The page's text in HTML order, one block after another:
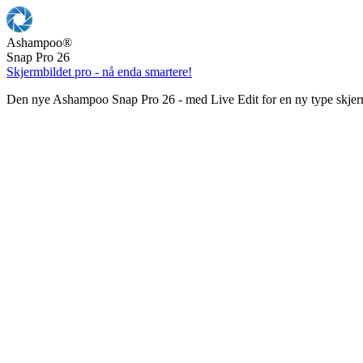
Ashampoo®
Snap Pro 26
Skjermbildet pro - nå enda smartere!
Den nye Ashampoo Snap Pro 26 - med Live Edit for en ny type